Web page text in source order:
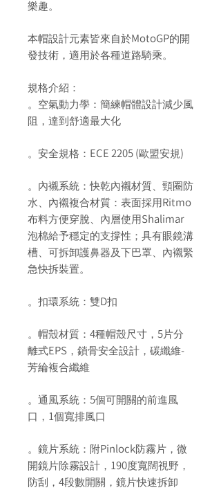
樂趣。
本帽設計元素皆來自於MotoGP的開
發技術，適用於各種道路騎乘。
規格介紹：
。空氣動力學：簡練帽體設計減少風
阻，達到舒適最大化
。安全規格： ECE 2205 (歐盟安規)
。內襯系統：快乾內襯材質、頸圈防
水、內襯複合材質：表面採用Ritmo
布料方便穿脫、內層使用Shalimar
泡棉給予穩定的支撐性；具有眼鏡溝
槽、可拆卸護鼻器及下巴罩、內襯緊
急快拆裝置。
。扣環系統：雙D扣
。帽殼材質： 4種帽殼尺寸， 5片分
離式EPS ，鎖骨安全設計，碳纖維-
芳綸複合纖維
。通風系統： 5個可開關的前進風
口， 1個寬排風口
。鏡片系統：附Pinlock防霧片，微
開鏡片除霧設計， 190度寬闊視野，
防刮， 4段數開關，鏡片快速拆卸